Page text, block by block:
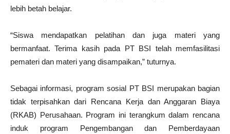
lebih betah belajar.
“Siswa mendapatkan pelatihan dan juga materi yang
bermanfaat. Terima kasih pada PT BSI telah memfasilitasi
pemateri dan materi yang disampaikan,” tuturnya.
Sebagai informasi, program sosial PT BSI merupakan bagian
tidak terpisahkan dari Rencana Kerja dan Anggaran Biaya
(RKAB) Perusahaan. Program ini terangkum dalam rencana
induk program Pengembangan dan Pemberdayaan